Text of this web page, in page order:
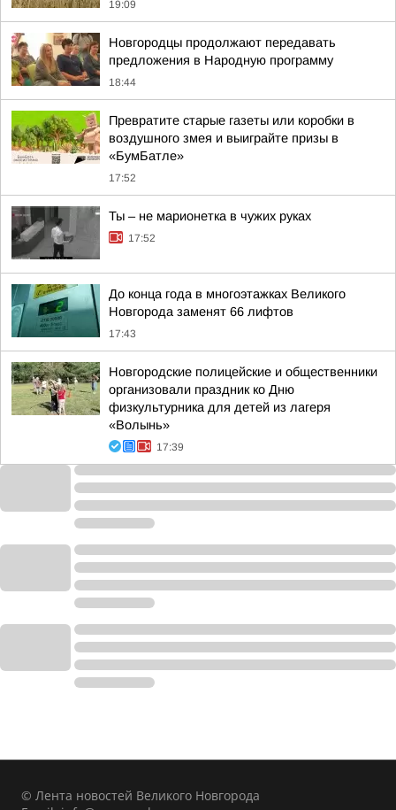
19:09
Новгородцы продолжают передавать
предложения в Народную программу
18:44
Превратите старые газеты или коробки в
воздушного змея и выиграйте призы в
«БумБатле»
17:52
Ты – не марионетка в чужих руках
17:52
До конца года в многоэтажках Великого
Новгорода заменят 66 лифтов
17:43
Новгородские полицейские и общественники
организовали праздник ко Дню
физкультурника для детей из лагеря
«Волынь»
17:39
© Лента новостей Великого Новгорода